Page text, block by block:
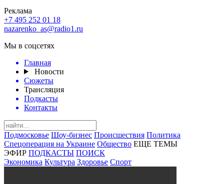
Реклама
+7 495 252 01 18
nazarenko_as@radio1.ru
Мы в соцсетях
Главная
Новости
Сюжеты
Трансляция
Подкасты
Контакты
Подмосковье Шоу-бизнес Происшествия Политика
Спецоперация на Украине Общество ЕЩЕ ТЕМЫ
ЭФИР ПОДКАСТЫ ПОИСК
Экономика Культура Здоровье Спорт